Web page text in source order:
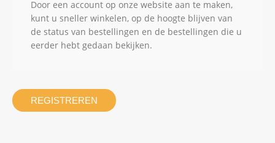
Door een account op onze website aan te maken,
kunt u sneller winkelen, op de hoogte blijven van
de status van bestellingen en de bestellingen die u
eerder hebt gedaan bekijken.
REGISTREREN